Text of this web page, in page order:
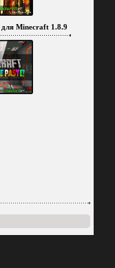
для Minecraft 1.8.9